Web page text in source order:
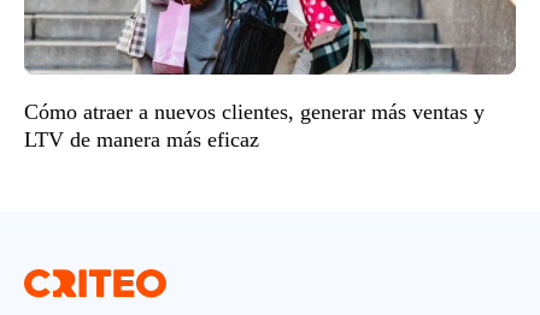
Cómo atraer a nuevos clientes, generar más ventas y
LTV de manera más eficaz